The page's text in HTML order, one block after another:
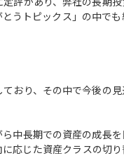
うトピックス」の中で
おり、その中で今後の
中長期での資産の成長
応じた資産クラスの切